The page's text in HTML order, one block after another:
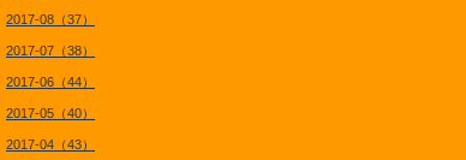
2017-08（37）
2017-07（38）
2017-06（44）
2017-05（40）
2017-04（43）